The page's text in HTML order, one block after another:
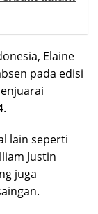
Elaine
pada edisi
lain seperti
Justin
juga